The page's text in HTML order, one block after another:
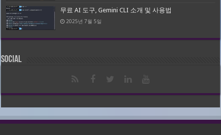
무료 AI 도구, Gemini CLI 소개 및 사용법
2025년 7월 5일
Social